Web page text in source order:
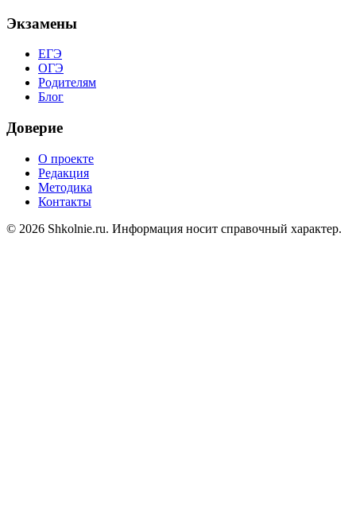
Экзамены
ЕГЭ
ОГЭ
Родителям
Блог
Доверие
О проекте
Редакция
Методика
Контакты
© 2026 Shkolnie.ru. Информация носит справочный характер.